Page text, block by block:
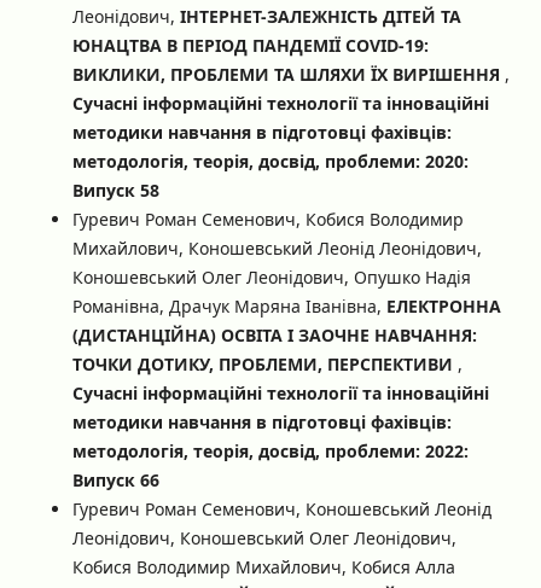
Леонідович, ІНТЕРНЕТ-ЗАЛЕЖНІСТЬ ДІТЕЙ ТА
ЮНАЦТВА В ПЕРІОД ПАНДЕМІЇ COVID-19:
ВИКЛИКИ, ПРОБЛЕМИ ТА ШЛЯХИ ЇХ ВИРІШЕННЯ ,
Сучасні інформаційні технології та інноваційні
методики навчання в підготовці фахівців:
методологія, теорія, досвід, проблеми: 2020:
Випуск 58
Гуревич Роман Семенович, Кобися Володимир
Михайлович, Коношевський Леонід Леонідович,
Коношевський Олег Леонідович, Опушко Надія
Романівна, Драчук Маряна Іванівна, ЕЛЕКТРОННА
(ДИСТАНЦІЙНА) ОСВІТА І ЗАОЧНЕ НАВЧАННЯ:
ТОЧКИ ДОТИКУ, ПРОБЛЕМИ, ПЕРСПЕКТИВИ ,
Сучасні інформаційні технології та інноваційні
методики навчання в підготовці фахівців:
методологія, теорія, досвід, проблеми: 2022:
Випуск 66
Гуревич Роман Семенович, Коношевський Леонід
Леонідович, Коношевський Олег Леонідович,
Кобися Володимир Михайлович, Кобися Алла